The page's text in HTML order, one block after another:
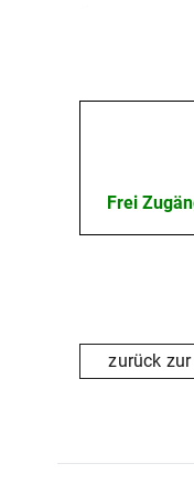
Diäten,
zum Spielen
und Internet.
Frei
zurück